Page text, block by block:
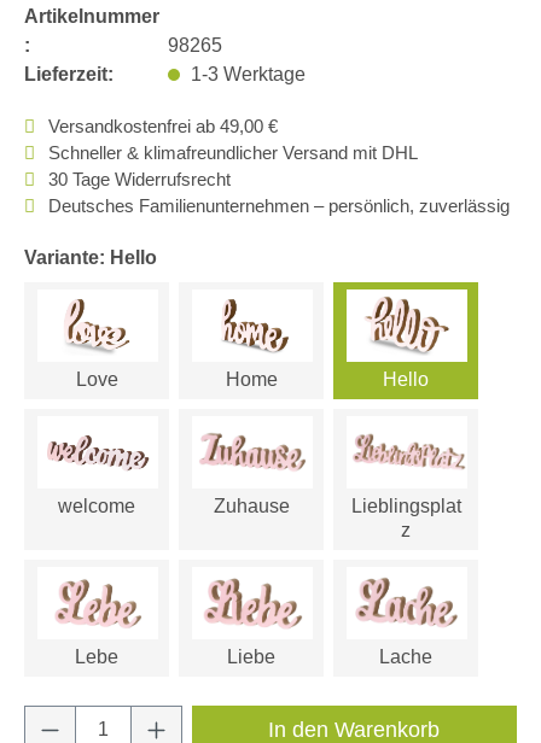
Artikelnummer
:
98265
Lieferzeit:
1-3 Werktage
Versandkostenfrei ab 49,00 €
Schneller & klimafreundlicher Versand mit DHL
30 Tage Widerrufsrecht
Deutsches Familienunternehmen – persönlich, zuverlässig
Variante: Hello
Love Home Hello
welcome Zuhause
Lieblingsplat
z
Lebe Liebe Lache
Produkt Anzahl: Gib den gewünschten
In den Warenkorb